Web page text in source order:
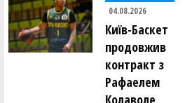
04.08.2026
Київ-Баскет
продовжив
контракт з
Рафаелем
Колаволе